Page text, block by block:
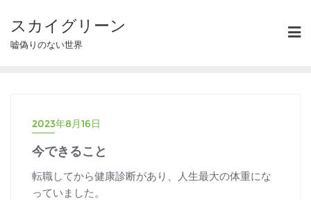
スカイグリーン
嘘偽りのない世界
2023年8月16日
今できること
転職してから健康診断があり、人生最大の体重にな
っていました。